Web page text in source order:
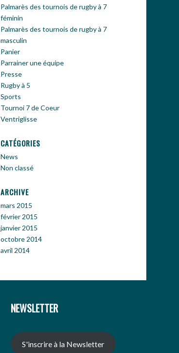
Palmarès des tournois de rugby à 7
féminin
Palmarès des tournois de rugby à 7
masculin
Panier
Parrainer une équipe
Presse
Rugby à 5
Sports
Tournoi 7 de Coeur
Ventriglisse
CATÉGORIES
News
Non classé
ARCHIVE
mars 2015
février 2015
janvier 2015
octobre 2014
avril 2014
NEWSLETTER
S'inscrire à la Newsletter